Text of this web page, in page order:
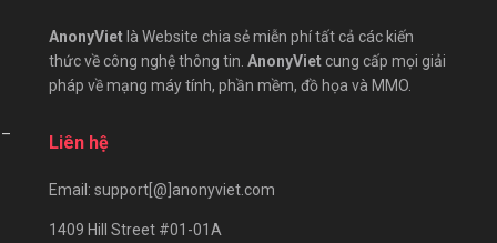
AnonyVietlà Website chia sẻ miễn phí tất cả các kiến
thức về công nghệ thông tin. AnonyViet cung cấp mọi giải
pháp về mạng máy tính, phần mềm, đồ họa và MMO.
Liên hệ
Email: support[@]anonyviet.com
1409 Hill Street #01-01A